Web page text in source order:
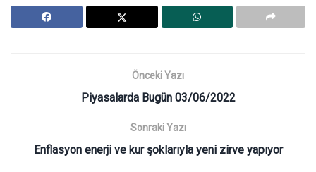
Önceki Yazı
Piyasalarda Bugün 03/06/2022
Sonraki Yazı
Enflasyon enerji ve kur şoklarıyla yeni zirve yapıyor